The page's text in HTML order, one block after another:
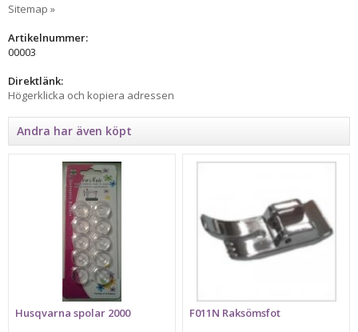
Sitemap »
Artikelnummer:
00003
Direktlänk:
Högerklicka och kopiera adressen
Andra har även köpt
Husqvarna spolar 2000 F011N Raksömsfot